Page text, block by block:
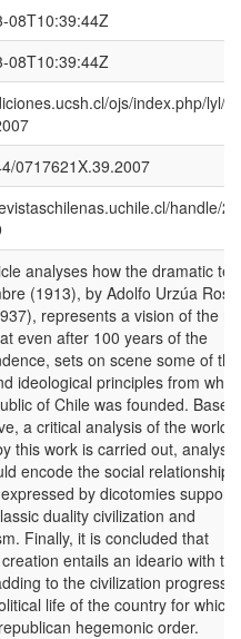
08T10:39:44Z
08T10:39:44Z
ojs/index.php/lyl/
0717621X.39.2007
handle/
analyses how the dramatic
(1913), by Adolfo Urzúa
represents a vision of the
even after 100 years of the
sets on scene some of the
ideological principles from
of Chile was founded. Base
a critical analysis of the world
this work is carried out, analysis
encode the social
by dicotomies
duality civilization and
Finally, it is concluded that
entails an ideario with the
to the civilization progress
life of the country for which
hegemonic order.